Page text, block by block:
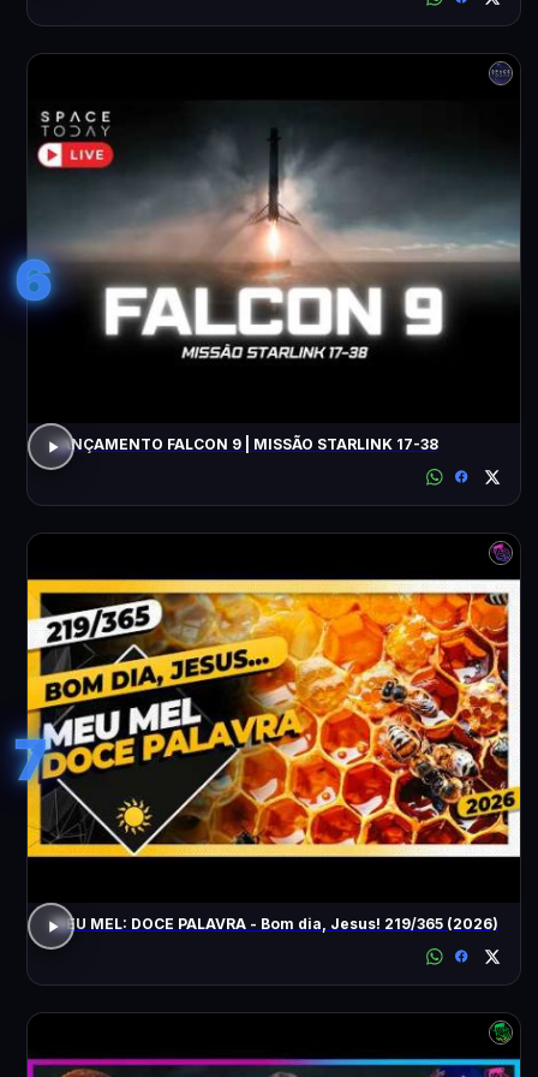
6
LANÇAMENTO FALCON 9 | MISSÃO STARLINK 17-38
7
MEU MEL: DOCE PALAVRA - Bom dia, Jesus! 219/365 (2026)